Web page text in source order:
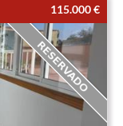
115.000 €